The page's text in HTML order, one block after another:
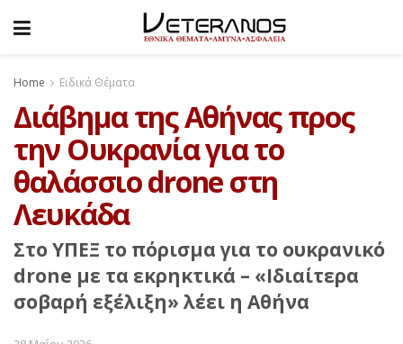
Home Ειδικά Θέματα
Διάβημα της Αθήνας προς
την Ουκρανία για το
θαλάσσιο drone στη
Λευκάδα
Στο ΥΠΕΞ το πόρισμα για το ουκρανικό
drone με τα εκρηκτικά – «Ιδιαίτερα
σοβαρή εξέλιξη» λέει η Αθήνα